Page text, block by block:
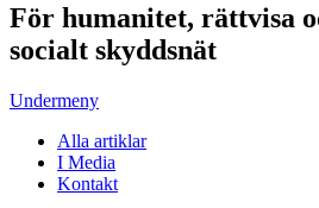
För humanitet, rättvisa
socialt skyddsnät
Undermeny
Alla artiklar
I Media
Kontakt